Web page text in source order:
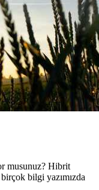
musunuz? Hibrit
bilgi yazımızda